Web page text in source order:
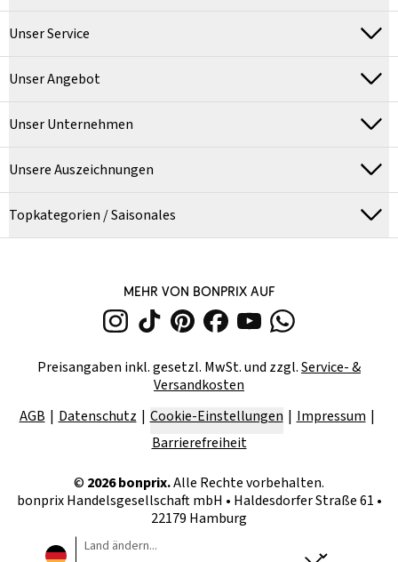
Unser Service
Unser Angebot
Unser Unternehmen
Unsere Auszeichnungen
Topkategorien / Saisonales
MEHR VON BONPRIX AUF
Preisangaben inkl. gesetzl. MwSt. und zzgl.Service- &
Versandkosten
AGB
Datenschutz Cookie-Einstellungen
Impressum
Barrierefreiheit
© 2026bonprix.Alle Rechte vorbehalten.
bonprix Handelsgesellschaft mbH • Haldesdorfer Straße 61 •
22179 Hamburg
Land ändern...